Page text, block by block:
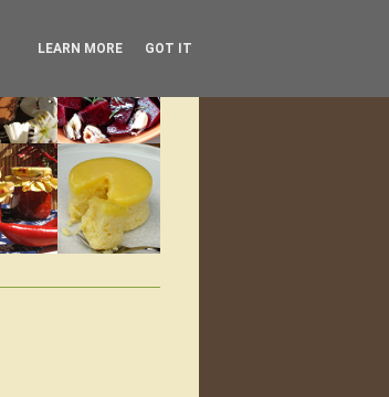
LEARN MORE GOT IT